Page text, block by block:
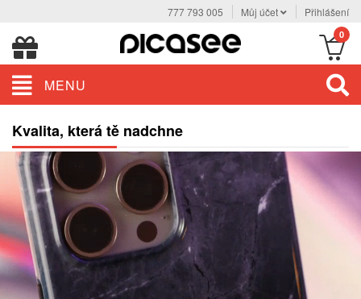
777 793 005 Můj účet Přihlášení
0
MENU
Kvalita, která tě nadchne